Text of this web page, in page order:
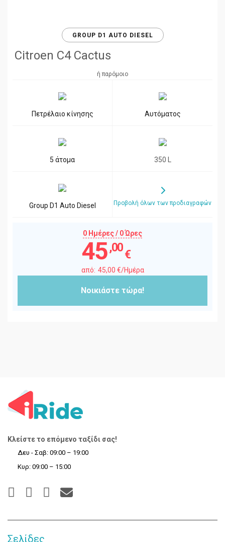
GROUP D1 AUTO DIESEL
Citroen C4 Cactus
ή παρόμοιο
Πετρέλαιο κίνησης Αυτόματος
5 άτομα 350 L
Group D1 Auto Diesel Προβολή όλων των προδιαγραφών
0 Ημέρες / 0 Ώρες
45 ,00
€
45,00 €/Ημέρα
Νοικιάστε τώρα!
Κλείστε το επόμενο ταξίδι σας!
Δευ - Σαβ: 09:00 – 19:00
Κυρ: 09:00 – 15:00
Σελίδες